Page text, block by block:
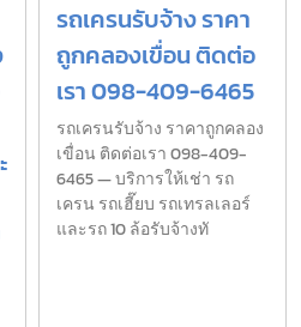
รถเครนรับจ้าง ราคา
ถูกคลองเขื่อน ติดต่อ
เรา 098-409-6465
รถเครนรับจ้าง ราคาถูกคลอง
เขื่อน ติดต่อเรา 098-409-
6465 — บริการให้เช่า รถ
เครน รถเฮี๊ยบ รถเทรลเลอร์
และรถ 10 ล้อรับจ้างทั